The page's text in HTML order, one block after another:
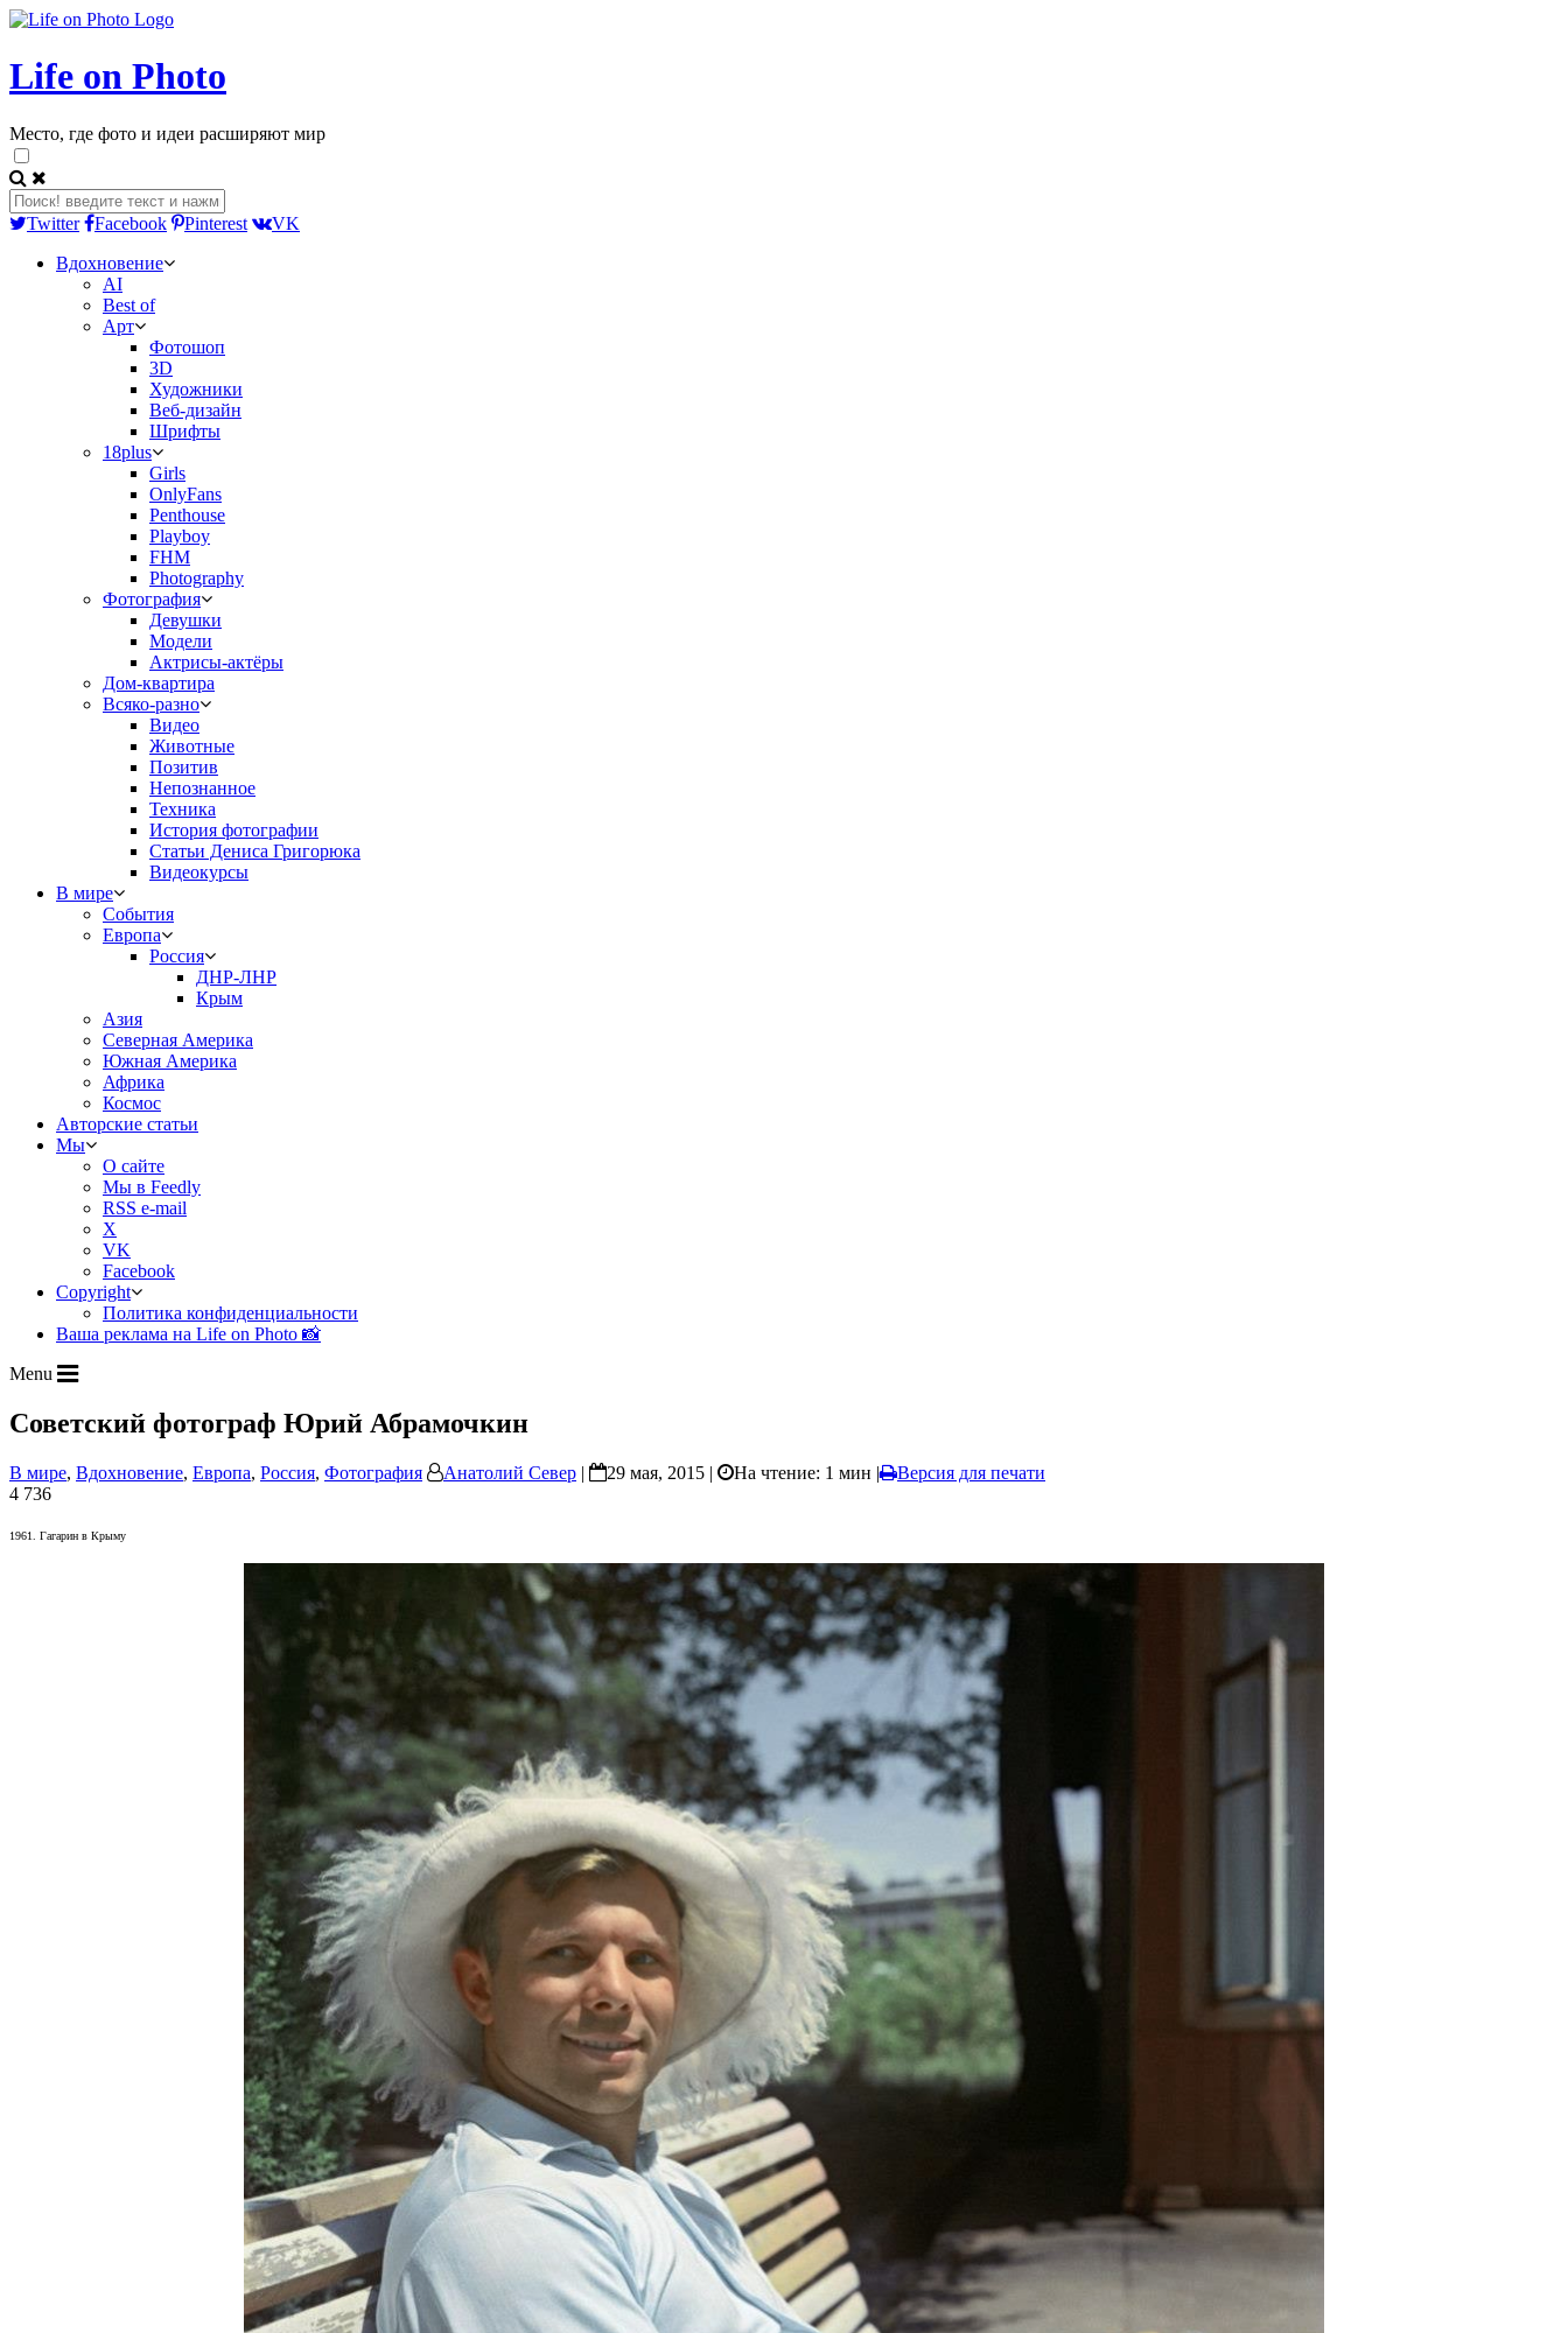
Life on Photo
Место, где фото и идеи расширяют мир
Twitter Facebook Pinterest
VK
Вдохновение
AI
Best of
Арт
Фотошоп
3D
Художники
Веб-дизайн
Шрифты
18plus
Girls
OnlyFans
Penthouse
Playboy
FHM
Photography
Фотография
Девушки
Модели
Актрисы-актёры
Дом-квартира
Всяко-разно
Видео
Животные
Позитив
Непознанное
Техника
История фотографии
Статьи Дениса Григорюка
Видеокурсы
В мире
События
Европа
Россия
ДНР-ЛНР
Крым
Азия
Северная Америка
Южная Америка
Африка
Космос
Авторские статьи
Мы
О сайте
Мы в Feedly
RSS e-mail
X
VK
Facebook
Copyright
Политика конфиденциальности
Ваша реклама на Life on Photo 📸
Menu
Советский фотограф Юрий Абрамочкин
В мире, Вдохновение, Европа, Россия, Фотография Анатолий Север | 29 мая, 2015 | На чтение: 1 мин |
Версия для печати
4 736
1961. Гагарин в Крыму